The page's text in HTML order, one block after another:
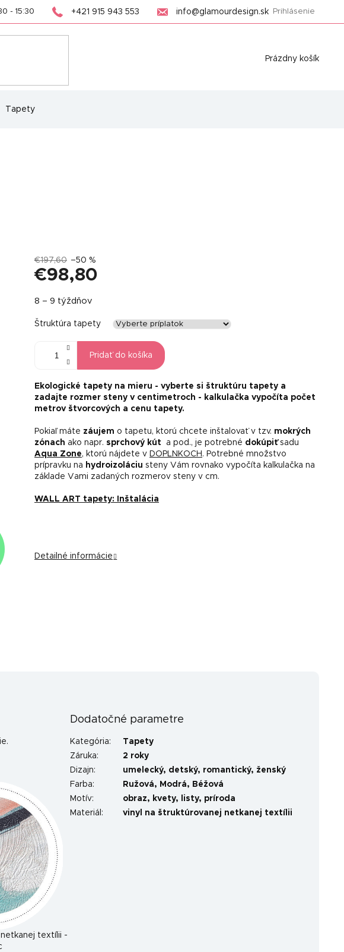
- 15:30 +421 915 943 553 info@glamourdesign.sk Prihlásenie
Nákupný
Prázdny košík
Tapety
€197,60 –50 %
€98,80
cena:
8 – 9 týždňov
Štruktúra tapety
Pridať do košíka
Ekologické tapety na mieru - vyberte si štruktúru tapety a
zadajte rozmer steny v centimetroch - kalkulačka vypočíta počet
metrov štvorcových a cenu tapety.
Pokiaľ máte záujem o tapetu, ktorú chcete inštalovať v tzv. mokrých
zónach ako napr. sprchový kút a pod., je potrebné dokúpiťsadu
Aqua Zone, ktorú nájdete v DOPLNKOCH . Potrebné množstvo
prípravku na hydroizoláciu steny Vám rovnako vypočíta kalkulačka na
základe Vami zadaných rozmerov steny v cm.
WALL ART tapety: Inštalácia
Detailné informácie
textílii -
Dodatočné parametre
Kategória:
Tapety
Záruka:
2 roky
Dizajn: umelecký, detský, romantický, ženský
Farba: Ružová, Modrá, Béžová
Motív: obraz, kvety, listy, príroda
Materiál : vinyl na štruktúrovanej netkanej textílii